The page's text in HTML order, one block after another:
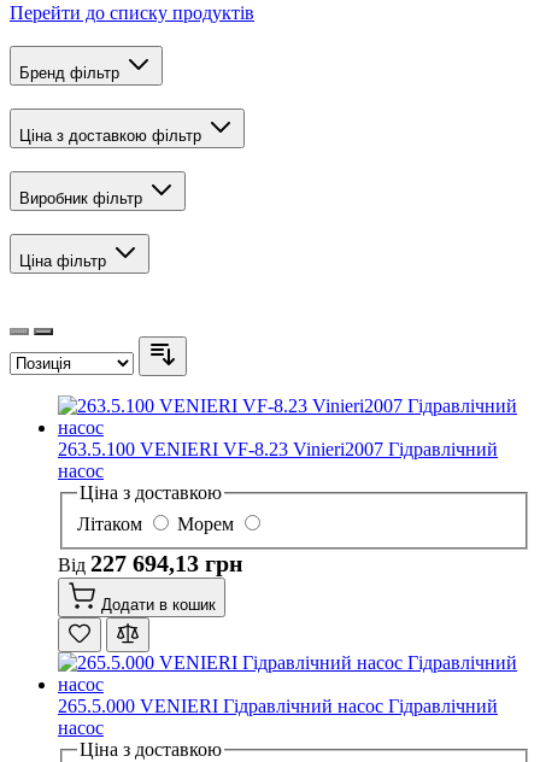
Перейти до списку продуктів
Бренд фільтр
Ціна з доставкою фільтр
Виробник фільтр
Ціна фільтр
263.5.100 VENIERI VF-8.23 Vinieri2007 Гідравлічний
насос
Ціна з доставкою
Літаком
Морем
Від 227 694,13 грн
Додати в кошик
265.5.000 VENIERI Гідравлічний насос Гідравлічний
насос
Ціна з доставкою